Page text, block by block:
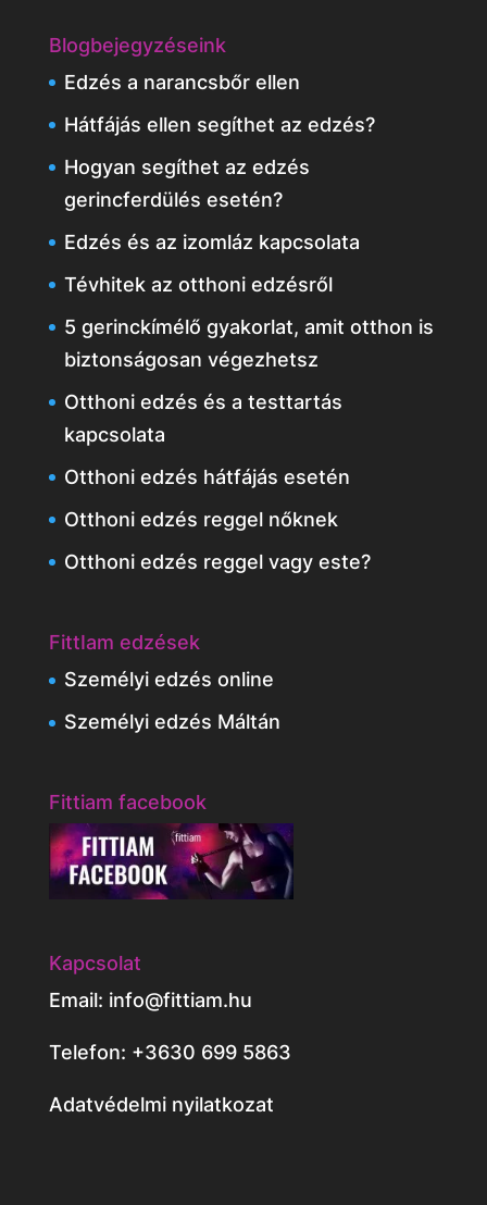
Blogbejegyzéseink
Edzés a narancsbőr ellen
Hátfájás ellen segíthet az edzés?
Hogyan segíthet az edzés
gerincferdülés esetén?
Edzés és az izomláz kapcsolata
Tévhitek az otthoni edzésről
5 gerinckímélő gyakorlat, amit otthon is
biztonságosan végezhetsz
Otthoni edzés és a testtartás
kapcsolata
Otthoni edzés hátfájás esetén
Otthoni edzés reggel nőknek
Otthoni edzés reggel vagy este?
FittIam edzések
Személyi edzés online
Személyi edzés Máltán
Fittiam facebook
Kapcsolat
Email: info@fittiam.hu
Telefon: +3630 699 5863
Adatvédelmi nyilatkozat